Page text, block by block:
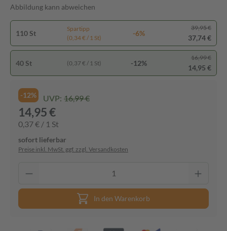
Abbildung kann abweichen
110 St
Spartipp
(0,34 € / 1 St)
-6%
39,95 €
37,74 €
40 St (0,37 € / 1 St) -12%
16,99 €
14,95 €
-12% UVP: 16,99 €
14,95 €
0,37 € / 1 St
sofort lieferbar
Preise inkl. MwSt. ggf. zzgl. Versandkosten
In den Warenkorb